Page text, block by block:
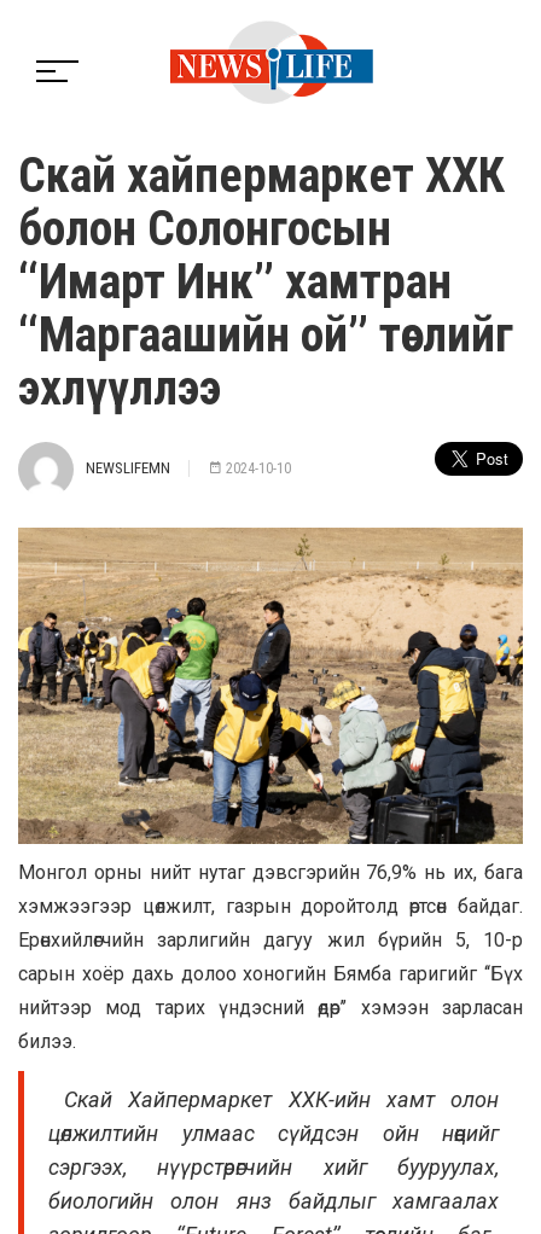
С​кай хайпермаркет ХХК
болон Солонгосын
‘‘Имарт Инк’’ хамтран
‘‘Маргаашийн ой’’ төслийг
эхлүүллээ
NEWSLIFEMN 2024-10-10
Монгол орны нийт нутаг дэвсгэрийн 76,9% нь их, бага
хэмжээгээр цөлжилт, газрын доройтолд өртсөн байдаг.
Ерөнхийлөгчийн зарлигийн дагуу жил бүрийн 5, 10-р
сарын хоёр дахь долоо хоногийн Бямба гаригийг ‘‘Бүх
нийтээр мод тарих үндэсний өдөр’’ хэмээн зарласан
билээ.
Скай Хайпермаркет ХХК-ийн хамт олон
цөлжилтийн улмаас сүйдсэн ойн нөөцийг
сэргээх, нүүрстөрөгчийн хийг бууруулах,
биологийн олон янз байдлыг хамгаалах